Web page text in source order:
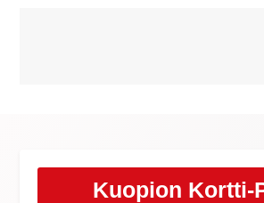
Kuopion Kortti-